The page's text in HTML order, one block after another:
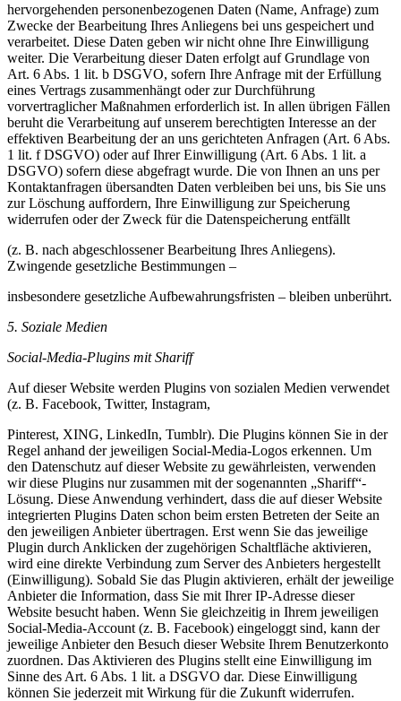
hervorgehenden personenbezogenen Daten (Name, Anfrage) zum
Zwecke der Bearbeitung Ihres Anliegens bei uns gespeichert und
verarbeitet. Diese Daten geben wir nicht ohne Ihre Einwilligung
weiter. Die Verarbeitung dieser Daten erfolgt auf Grundlage von
Art. 6 Abs. 1 lit. b DSGVO, sofern Ihre Anfrage mit der Erfüllung
eines Vertrags zusammenhängt oder zur Durchführung
vorvertraglicher Maßnahmen erforderlich ist. In allen übrigen Fällen
beruht die Verarbeitung auf unserem berechtigten Interesse an der
effektiven Bearbeitung der an uns gerichteten Anfragen (Art. 6 Abs.
1 lit. f DSGVO) oder auf Ihrer Einwilligung (Art. 6 Abs. 1 lit. a
DSGVO) sofern diese abgefragt wurde. Die von Ihnen an uns per
Kontaktanfragen übersandten Daten verbleiben bei uns, bis Sie uns
zur Löschung auffordern, Ihre Einwilligung zur Speicherung
widerrufen oder der Zweck für die Datenspeicherung entfällt
(z. B. nach abgeschlossener Bearbeitung Ihres Anliegens).
Zwingende gesetzliche Bestimmungen –
insbesondere gesetzliche Aufbewahrungsfristen – bleiben unberührt.
5. Soziale Medien
Social-Media-Plugins mit Shariff
Auf dieser Website werden Plugins von sozialen Medien verwendet
(z. B. Facebook, Twitter, Instagram,
Pinterest, XING, LinkedIn, Tumblr). Die Plugins können Sie in der
Regel anhand der jeweiligen Social-Media-Logos erkennen. Um
den Datenschutz auf dieser Website zu gewährleisten, verwenden
wir diese Plugins nur zusammen mit der sogenannten „Shariff“-
Lösung. Diese Anwendung verhindert, dass die auf dieser Website
integrierten Plugins Daten schon beim ersten Betreten der Seite an
den jeweiligen Anbieter übertragen. Erst wenn Sie das jeweilige
Plugin durch Anklicken der zugehörigen Schaltfläche aktivieren,
wird eine direkte Verbindung zum Server des Anbieters hergestellt
(Einwilligung). Sobald Sie das Plugin aktivieren, erhält der jeweilige
Anbieter die Information, dass Sie mit Ihrer IP-Adresse dieser
Website besucht haben. Wenn Sie gleichzeitig in Ihrem jeweiligen
Social-Media-Account (z. B. Facebook) eingeloggt sind, kann der
jeweilige Anbieter den Besuch dieser Website Ihrem Benutzerkonto
zuordnen. Das Aktivieren des Plugins stellt eine Einwilligung im
Sinne des Art. 6 Abs. 1 lit. a DSGVO dar. Diese Einwilligung
können Sie jederzeit mit Wirkung für die Zukunft widerrufen.